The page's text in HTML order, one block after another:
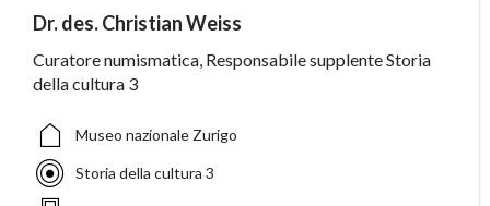
accessibility.sr-only.person_card_info
Dr. des. Christian Weiss
Curatore numismatica, Responsabile supplente Storia
della cultura 3
accessibility.sr-only.museum
Museo nazionale Zurigo
accessibility.sr-only.departement
Storia della cultura 3
accessibility.sr-only.phone